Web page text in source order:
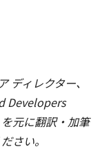
ディレクター、
Developers
元に翻訳・加筆
さい。